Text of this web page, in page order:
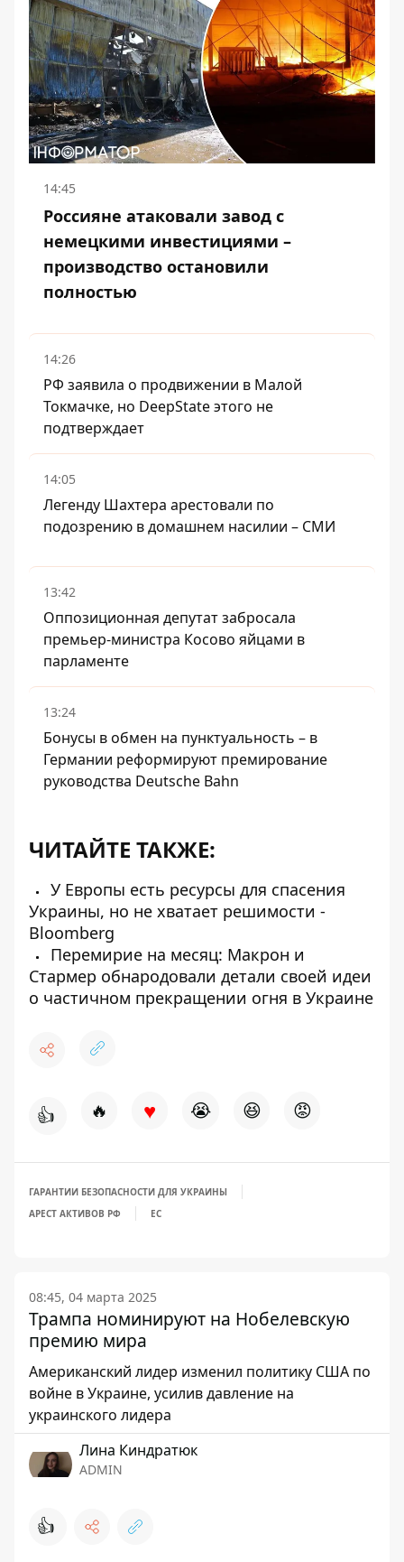
14:45
Россияне атаковали завод с
немецкими инвестициями –
производство остановили
полностью
14:26
РФ заявила о продвижении в Малой
Токмачке, но DeepState этого не
подтверждает
14:05
Легенду Шахтера арестовали по
подозрению в домашнем насилии – СМИ
13:42
Оппозиционная депутат забросала
премьер-министра Косово яйцами в
парламенте
13:24
Бонусы в обмен на пунктуальность – в
Германии реформируют премирование
руководства Deutsche Bahn
ЧИТАЙТЕ ТАКЖЕ:
У Европы есть ресурсы для спасения
Украины, но не хватает решимости -
Bloomberg
Перемирие на месяц: Макрон и
Стармер обнародовали детали своей идеи
о частичном прекращении огня в Украине
👍 🔥 ♥ 😭 😆 😡
ГАРАНТИИ БЕЗОПАСНОСТИ ДЛЯ УКРАИНЫ
АРЕСТ АКТИВОВ РФ
ЕС
08:45, 04 марта 2025
Трампа номинируют на Нобелевскую
премию мира
Американский лидер изменил политику США по
войне в Украине, усилив давление на
украинского лидера
Лина Киндратюк
ADMIN
👍